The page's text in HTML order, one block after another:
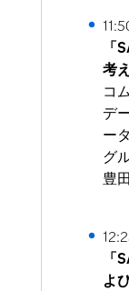
「
考
コ
デ
ー
グ
豊
「
よ